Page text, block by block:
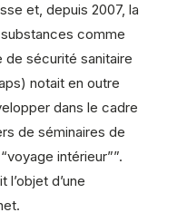
et, depuis 2007, la
comme
de sécurité sanitaire
notait en outre
dans le cadre
de séminaires de
intérieur””.
l’objet d’une